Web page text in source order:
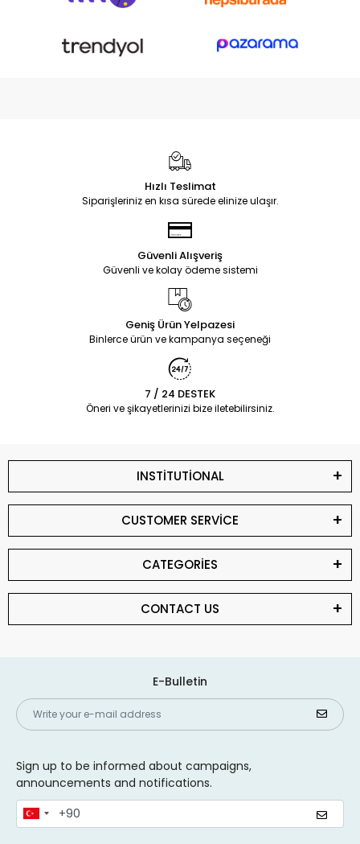
Hızlı Teslimat
Siparişleriniz en kısa sürede elinize ulaşır.
Güvenli Alışveriş
Güvenli ve kolay ödeme sistemi
Geniş Ürün Yelpazesi
Binlerce ürün ve kampanya seçeneği
7 / 24 DESTEK
Öneri ve şikayetlerinizi bize iletebilirsiniz.
INSTİTUTİONAL
CUSTOMER SERVİCE
CATEGORİES
CONTACT US
E-Bulletin
Sign up to be informed about campaigns,
announcements and notifications.